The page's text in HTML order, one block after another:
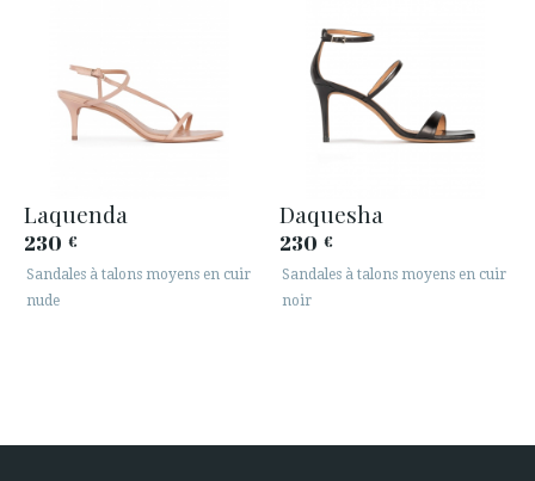
Laquenda
230 €
Sandales à talons moyens en cuir
nude
Daquesha
230 €
Sandales à talons moyens en cuir
noir